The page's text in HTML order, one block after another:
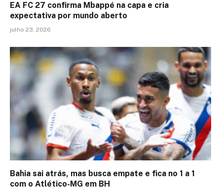
EA FC 27 confirma Mbappé na capa e cria
expectativa por mundo aberto
julho 23, 2026
Bahia sai atrás, mas busca empate e fica no 1 a 1
com o Atlético-MG em BH